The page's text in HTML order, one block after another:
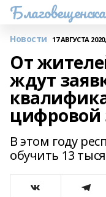
Новости 17 АВГУСТА
От
ждут
цифровой
В этом году
обучить 13